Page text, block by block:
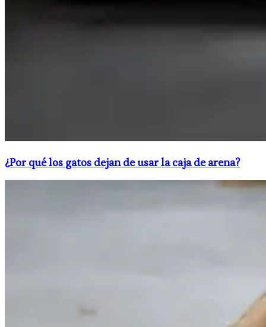
¿Por qué los gatos dejan de usar la caja de arena?